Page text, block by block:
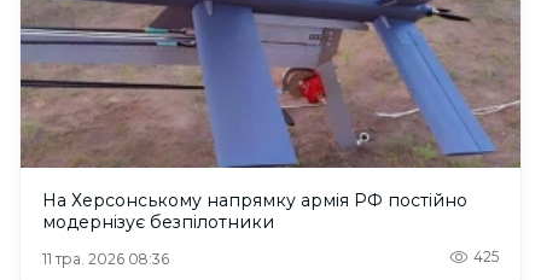
На Херсонському напрямку армія РФ постійно
модернізує безпілотники
11 тра. 2026 08:36 425